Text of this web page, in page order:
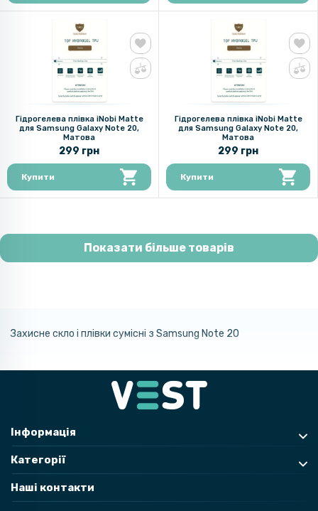
Гідрогелева плівка iNobi Matte
для Samsung Galaxy Note 20,
Матова
299 грн
Купити
Гідрогелева плівка iNobi Matte
для Samsung Galaxy Note 20,
Матова
299 грн
Купити
Показати більше товарів
Захисне скло і плівки сумісні з Samsung Note 20
Інформація
Категорії
Наші контакти